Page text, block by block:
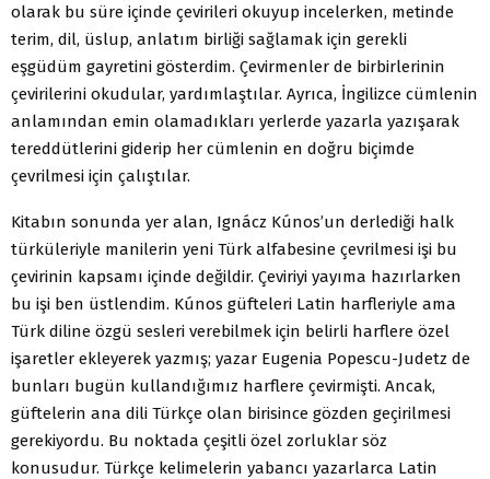
olarak bu süre içinde çevirileri okuyup incelerken, metinde
terim, dil, üslup, anlatım birliği sağlamak için gerekli
eşgüdüm gayretini gösterdim. Çevirmenler de birbirlerinin
çevirilerini okudular, yardımlaştılar. Ayrıca, İngilizce cümlenin
anlamından emin olamadıkları yerlerde yazarla yazışarak
tereddütlerini giderip her cümlenin en doğru biçimde
çevrilmesi için çalıştılar.
Kitabın sonunda yer alan, Ignácz Kúnos’un derlediği halk
türküleriyle manilerin yeni Türk alfabesine çevrilmesi işi bu
çevirinin kapsamı içinde değildir. Çeviriyi yayıma hazırlarken
bu işi ben üstlendim. Kúnos güfteleri Latin harfleriyle ama
Türk diline özgü sesleri verebilmek için belirli harflere özel
işaretler ekleyerek yazmış; yazar Eugenia Popescu-Judetz de
bunları bugün kullandığımız harflere çevirmişti. Ancak,
güftelerin ana dili Türkçe olan birisince gözden geçirilmesi
gerekiyordu. Bu noktada çeşitli özel zorluklar söz
konusudur. Türkçe kelimelerin yabancı yazarlarca Latin